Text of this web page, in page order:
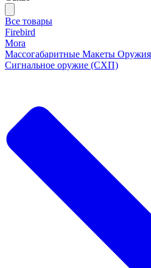
Все товары
Firebird
Mora
Массогабаритные Макеты
Сигнальное оружие (СХП)